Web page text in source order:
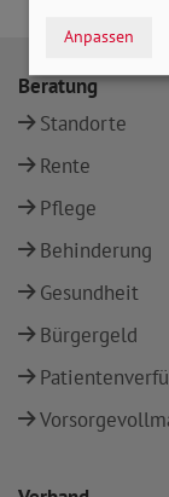
Beratung
Standorte
Rente
Pflege
Behinderung
Gesundheit
Bürgergeld
Anpassen